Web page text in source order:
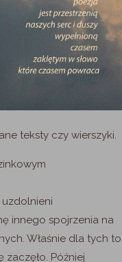
teksty czy wierszyki.
uzdolnieni
innego spojrzenia na
Właśnie dla tych to
Później